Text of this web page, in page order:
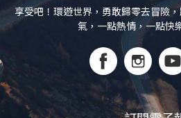
享受吧！環遊世界，勇敢歸零去冒險
氣，一點熱情，一點快